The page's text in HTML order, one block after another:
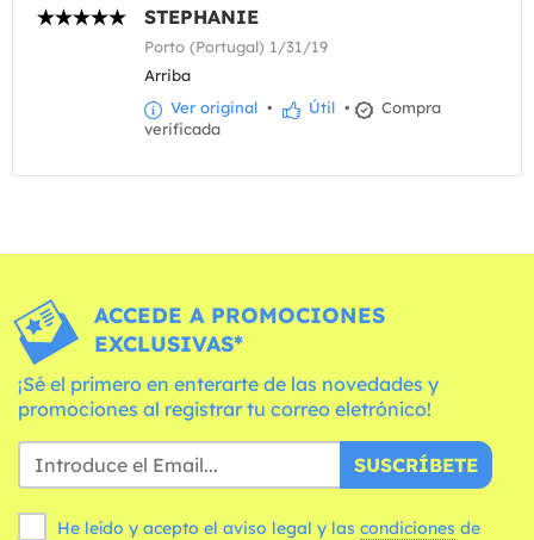
STEPHANIE
Porto (Portugal) 1/31/19
Arriba
Ver original • Útil •
Compra
verificada
ACCEDE A PROMOCIONES
EXCLUSIVAS*
¡Sé el primero en enterarte de las novedades y
promociones al registrar tu correo eletrónico!
SUSCRÍBETE
He leído y acepto el aviso legal y las condiciones